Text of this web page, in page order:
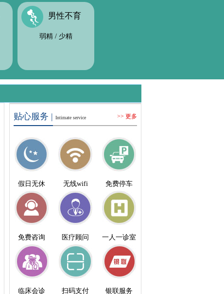
男性不育
弱精 / 少精
贴心服务 | Intimate service >> 更多
假日无休 无线wifi 免费停车
免费咨询 医疗顾问 一人一诊室
临床会诊 扫码支付 银联服务